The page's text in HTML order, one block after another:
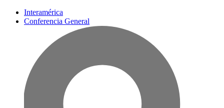
Interamérica
Conferencia General